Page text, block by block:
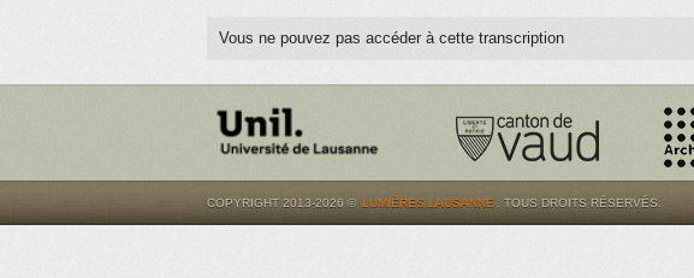
Vous ne pouvez pas accéder à cette transcription
COPYRIGHT 2013-2026 © LUMIÈRES.LAUSANNE . TOUS DROITS RÉSERVÉS.